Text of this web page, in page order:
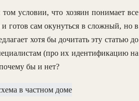
условии, что хозяин понимает все
готов сам окунуться в сложный, но в
хотя бы дочитать эту статью до
(про их идентификацию на
бы и нет?